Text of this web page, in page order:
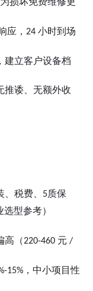
应，24小时到场
建立客户设备档
推诿、无额外收
税费、 5质保
型参考）
高（220-460 元/
15% ，中小项目性